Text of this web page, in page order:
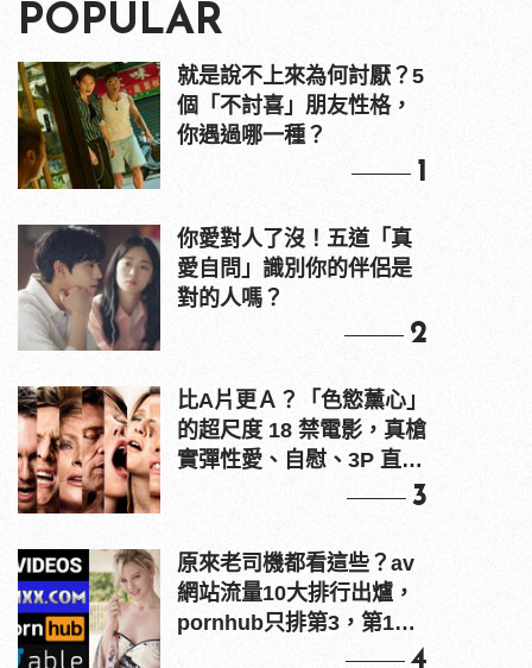
POPULAR
就是說不上來為何討厭？5
個「不討喜」朋友性格，
你遇過哪一種？
1
你愛對人了沒！五道「真
愛自問」識別你的伴侶是
對的人嗎？
2
比A片更Ａ？「色慾薰心」
的超尺度 18 禁電影，真槍
實彈性愛、自慰、3P 直接
3
原來老司機都看這些？av
網站流量10大排行出爐，
pornhub只排第3，第1名
4